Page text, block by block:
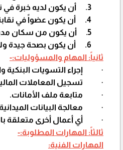
3.
أن يكون لديه خبرة
4.
أن يكون عضواً في
5.
أن يكون من سكان
6.
أن يكون بصحة جيدة
ثانياً: المهام والمسؤوليات:-
· إجراء التسويات
· تسجيل المعاملات
· متابعة ملف الأمانات.
· معالجة البيانات
· أي أعمال أخرى متعلقة
ثالثاً: المهارات المطلوبة:-
المهارات الفنية: